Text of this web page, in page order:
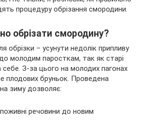
процедуру обрізання смородини.
обрізати смородину?
обрізки – усунути недолік припливу
молодим паросткам, так як старі
себе. З-за цього на молодих пагонах
плодових бруньок. Проведена
зиму дозволяє:
речовини до новим